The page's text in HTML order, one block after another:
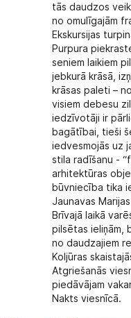
tās daudzos
no omulīgajām
Ekskursijas
Purpura
seniem laikiem
jebkurā krāsā,
krāsas paleti –
visiem debesu
iedzīvotāji ir
bagātībai, tieši
iedvesmojās uz
stila radīšanu -
arhitektūras
būvniecība tika
Jaunavas
Brīvajā laikā
pilsētas ieliņām,
no daudzajiem
Koljūras
Atgriešanās
piedāvājam
Nakts viesnīcā.